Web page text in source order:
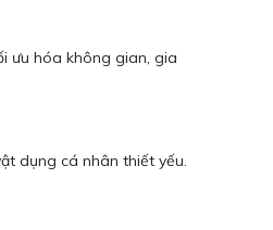
ưu hóa không gian, gia
dụng cá nhân thiết yếu.